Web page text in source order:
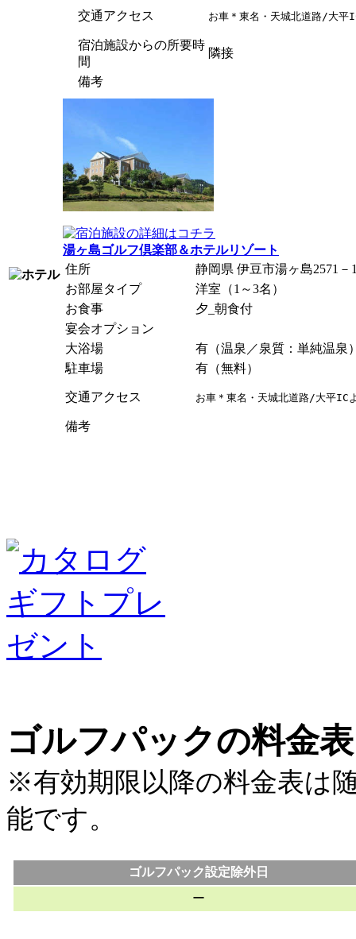
交通アクセス お車＊東名・天城北道路/大平
宿泊施設からの所要時
間
隣接
備考
湯ヶ島ゴルフ倶楽部＆ホテルリゾート
住所
静岡県 伊豆市湯ヶ島2571－
お部屋タイプ
洋室（1～3名）
お食事
夕_朝食付
宴会オプション
大浴場
有（温泉／泉質：単純温泉
駐車場
有（無料）
交通アクセス お車＊東名・天城北道路/大平IC
備考
ゴルフパックの料金
※有効期限以降の料金表は
能です。
ゴルフパック設定除外日
ー